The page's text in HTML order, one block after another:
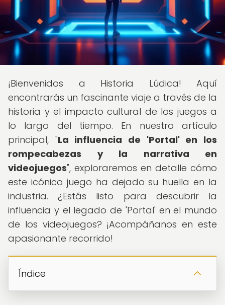
¡Bienvenidos a Historia Lúdica! Aquí
encontrarás un fascinante viaje a través de la
historia y el impacto cultural de los juegos a
lo largo del tiempo. En nuestro artículo
principal, "La influencia de 'Portal' en los
rompecabezas y la narrativa en
videojuegos", exploraremos en detalle cómo
este icónico juego ha dejado su huella en la
industria. ¿Estás listo para descubrir la
influencia y el legado de 'Portal' en el mundo
de los videojuegos? ¡Acompáñanos en este
apasionante recorrido!
Índice